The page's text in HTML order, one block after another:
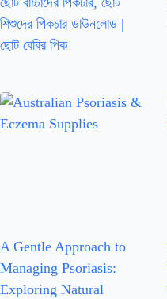
শিশুদের পিকচার ডাউনলোড |
ছোট বেবির পিক
A Gentle Approach to
Managing Psoriasis:
Exploring Natural